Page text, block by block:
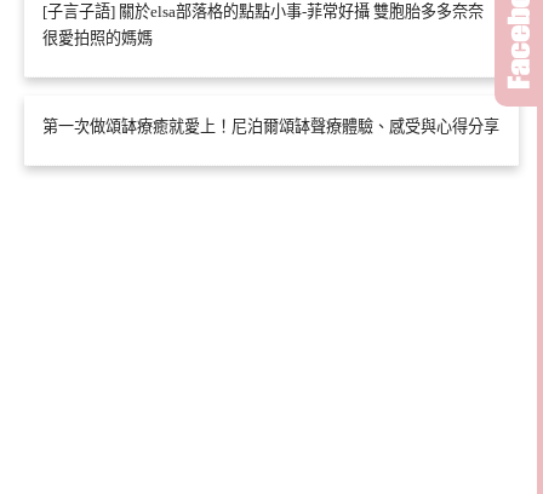
[子言子語] 關於elsa部落格的點點小事-菲常好攝 雙胞胎多多奈奈
很愛拍照的媽媽
第一次做頌缽療癒就愛上！尼泊爾頌缽聲療體驗、感受與心得分享